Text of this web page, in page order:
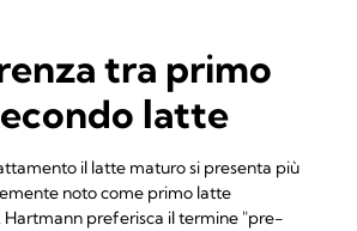
tra primo
latte
il latte maturo si presenta più
noto come primo latte
Hartmann preferisca il termine "pre-